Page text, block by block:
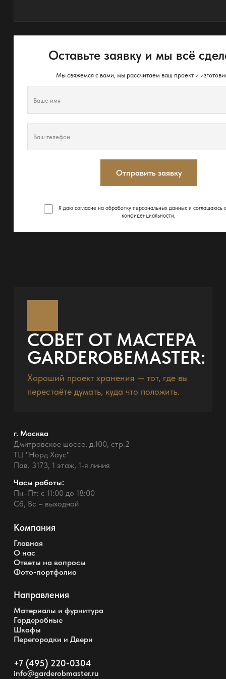
Оставьте заявку и мы всё
Мы свяжемся с вами, мы рассчитаем ваш проект и
Отправить заявку
Я даю согласие на обработку персональных данных и соглашаюсь
конфиденциальности.
СОВЕТ ОТ МАСТЕРА
GARDEROBEMASTER:
Хороший проект хранения — тот, где вы
перестаёте думать, куда что положить.
г. Москва
Дмитровское шоссе, д.100, стр.2
ТЦ "Норд Хаус"
Пав. 3173, 1 этаж, 1-я линия
Часы работы:
Пн–Пт: с 11:00 до 18:00
Сб, Вс – выходной
Компания
Главная
О нас
Ответы на вопросы
Фото-портфолио
Направления
Материалы и фурнитура
Гардеробные
Шкафы
Перегородки и Двери
+7 (495) 220-0304
info@garderobmaster.ru